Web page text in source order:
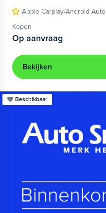
Apple Carplay/Android Auto
Kopen
Op aanvraag
Bekijken
Beschikbaar